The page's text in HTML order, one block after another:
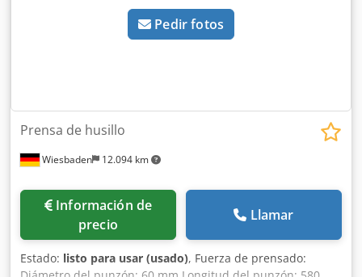
Pedir fotos
Wiesbaden 12.094 km
Prensa de husillo
Información de
precio
Llamar
Estado: listo para usar (usado), Fuerza de prensado: